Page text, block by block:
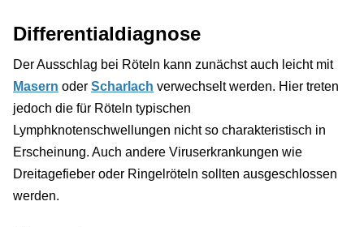
Differentialdiagnose
Der Ausschlag bei Röteln kann zunächst auch leicht mit
Masern oder Scharlach verwechselt werden. Hier treten
jedoch die für Röteln typischen
Lymphknotenschwellungen nicht so charakteristisch in
Erscheinung. Auch andere Viruserkrankungen wie
Dreitagefieber oder Ringelröteln sollten ausgeschlossen
werden.